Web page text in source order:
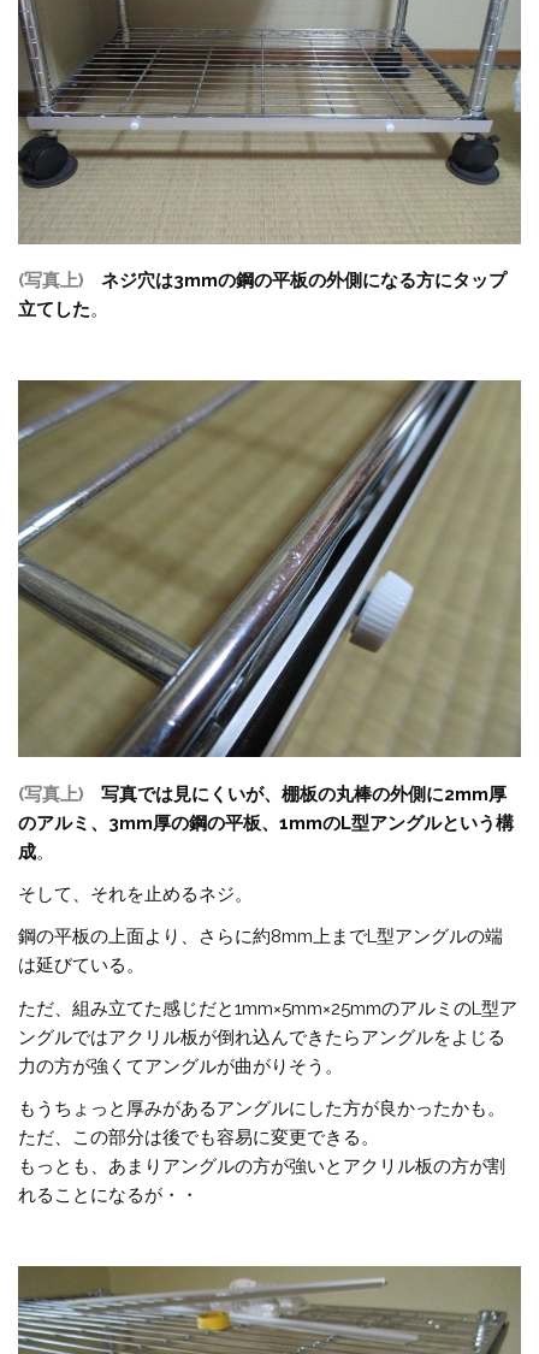
(写真上)
ネジ穴は3mmの鋼の平板の外側になる方にタップ
立てした。
(写真上)
写真では見にくいが、棚板の丸棒の外側に2mm厚
のアルミ、3mm厚の鋼の平板、1mmのL型アングルという構
成。
そして、それを止めるネジ。
鋼の平板の上面より、さらに約8mm上までL型アングルの端
は延びている。
ただ、組み立てた感じだと1mm×5mm×25mmのアルミのL型ア
ングルではアクリル板が倒れ込んできたらアングルをよじる
力の方が強くてアングルが曲がりそう。
もうちょっと厚みがあるアングルにした方が良かったかも。
ただ、この部分は後でも容易に変更できる。
もっとも、あまりアングルの方が強いとアクリル板の方が割
れることになるが・・